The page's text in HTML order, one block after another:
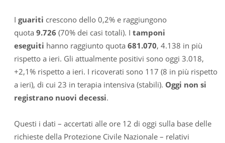
I guariti crescono dello 0,2% e raggiungono
quota 9.726 (70% dei casi totali). I tamponi
eseguiti hanno raggiunto quota 681.070, 4.138 in più
rispetto a ieri. Gli attualmente positivi sono oggi 3.018,
+2,1% rispetto a ieri. I ricoverati sono 117 (8 in più rispetto
a ieri), di cui 23 in terapia intensiva (stabili). Oggi non si
registrano nuovi decessi.
Questi i dati – accertati alle ore 12 di oggi sulla base delle
richieste della Protezione Civile Nazionale – relativi